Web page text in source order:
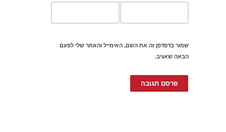
שמור בדפדפן זה את השם, האימייל והאתר שלי לפעם
הבאה שאגיב.